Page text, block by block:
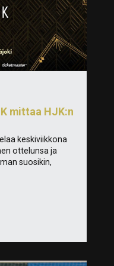
mittaa HJK:n
keskiviikkona
ottelunsa ja
suosikin,